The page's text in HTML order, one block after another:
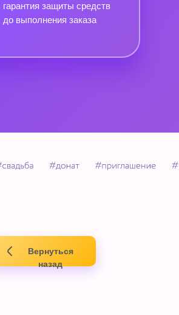
гарантия защиты средств
до выполнения заказа
Вернуться
назад